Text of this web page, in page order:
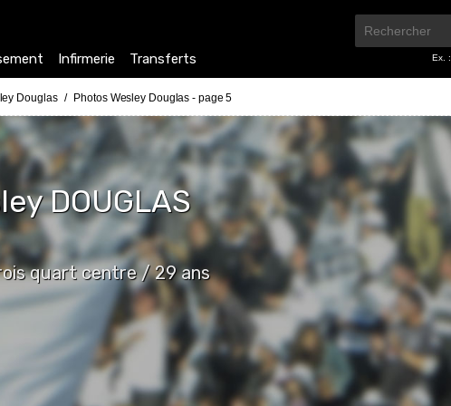
Ex. :
Infirmerie Transferts
Douglas Photos Wesley Douglas - page 5
DOUGLAS
quart centre / 29 ans